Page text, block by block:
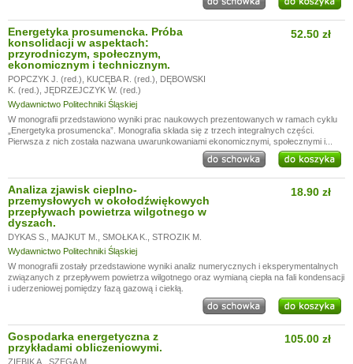
Energetyka prosumencka. Próba
konsolidacji w aspektach:
przyrodniczym, społecznym,
ekonomicznym i technicznym.
POPCZYK J. (red.) KUCĘBA R. (red.)
DĘBOWSKI
K. (red.) JĘDRZEJCZYK W. (red.)
Wydawnictwo Politechniki Śląskiej
52.50 zł
W monografii przedstawiono wyniki prac naukowych prezentowanych w ramach cyklu
„Energetyka prosumencka”. Monografia składa się z trzech integralnych części.
Pierwsza z nich została nazwana uwarunkowaniami ekonomicznymi, społecznymi i...
Analiza zjawisk cieplno-
przemysłowych w okołodźwiękowych
przepływach powietrza wilgotnego w
dyszach.
DYKAS S. MAJKUT M. SMOŁKA K.
STROZIK M.
Wydawnictwo Politechniki Śląskiej
18.90 zł
W monografii zostały przedstawione wyniki analiz numerycznych i eksperymentalnych
związanych z przepływem powietrza wilgotnego oraz wymianą ciepła na fali kondensacji
i uderzeniowej pomiędzy fazą gazową i ciekłą.
Gospodarka energetyczna z
przykładami obliczeniowymi.
ZIĘBIK A.
SZEGA M.
105.00 zł